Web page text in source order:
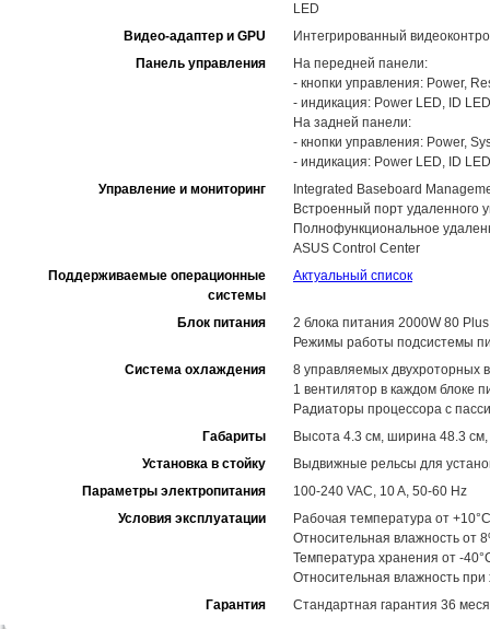
LED
Видео-адаптер и GPU
Интегрированный
Панель управления
На передней панели:
- кнопки управления: Power,
- индикация: Power LED, ID
На задней панели:
- кнопки управления: Power,
- индикация: Power LED, ID
Управление и мониторинг
Integrated Baseboard
Встроенный порт удаленного
Полнофункциональное
ASUS Control Center
Поддерживаемые операционные
системы
Актуальный список
Блок питания
2 блока питания 2000W 80
Режимы работы подсистемы
Система охлаждения
8 управляемых двухроторных
1 вентилятор в каждом блоке
Радиаторы процессора с
Габариты
Высота 4.3 см, ширина 48.3 см,
Установка в стойку
Выдвижные рельсы для
Параметры электропитания
100-240 VAC, 10 A, 50-60 Hz
Условия эксплуатации
Рабочая температура от
Относительная влажность от
Температура хранения от -
Относительная влажность
Гарантия
Стандартная гарантия 36